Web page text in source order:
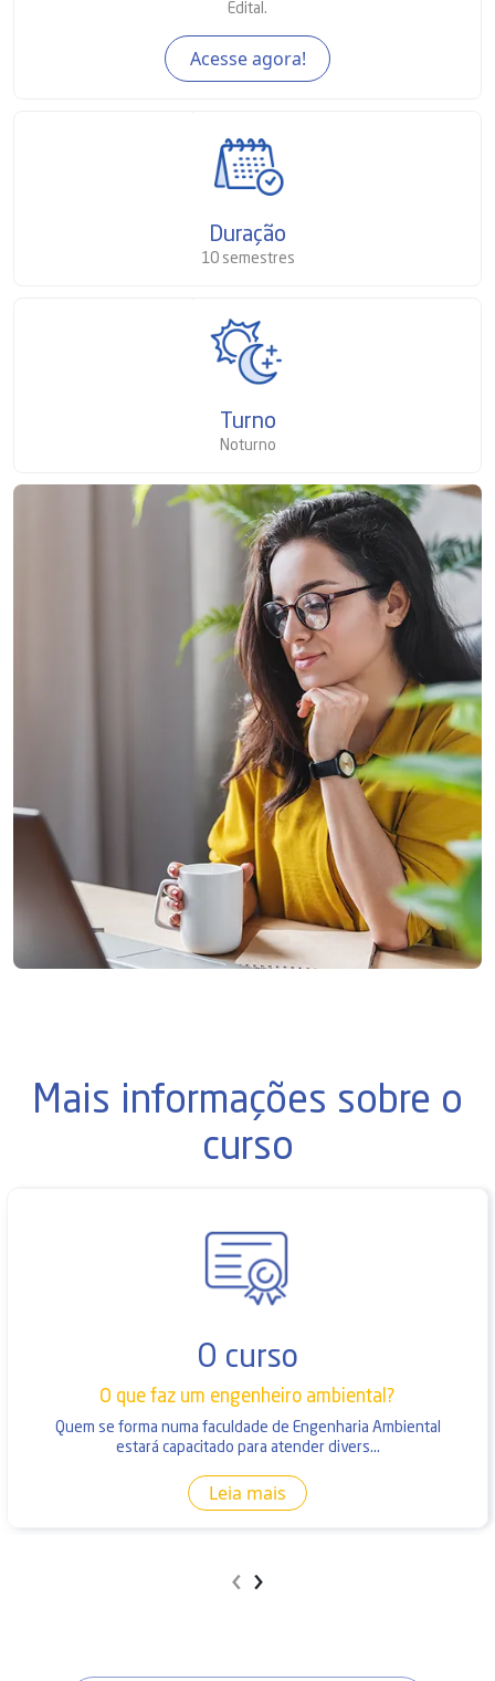
Edital.
Acesse agora!
Duração
10 semestres
Turno
Noturno
Mais informações sobre o
curso
O curso
O que faz um engenheiro ambiental?
Quem se forma numa faculdade de Engenharia Ambiental
estará capacitado para atender divers...
Leia mais
‹ ›